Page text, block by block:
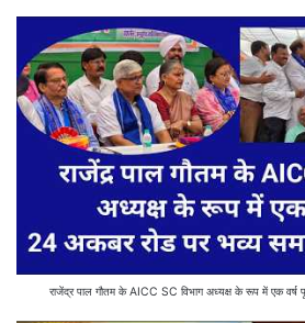
राजेंद्र पाल गौतम के AICC SC विभाग अध्यक्ष के रूप में एक वर्ष